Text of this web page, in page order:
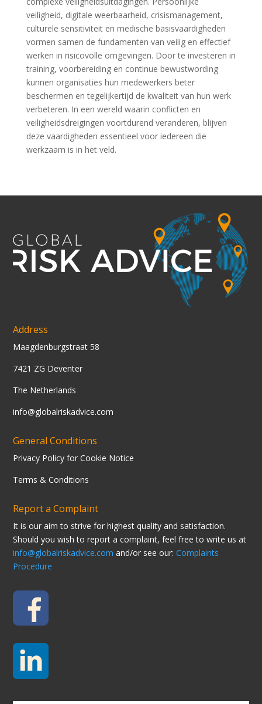
veiligheid, digitale weerbaarheid, crisismanagement,
culturele sensitiviteit en medische basisvaardigheden
vormen samen de fundamenten van veilig en effectief
werken in risicovolle omgevingen. Door te investeren in
training, voorbereiding en continue bewustwording
kunnen organisaties hun medewerkers beter
beschermen en tegelijkertijd de kwaliteit van hun werk
verbeteren. In een wereld waarin conflicten en
veiligheidsdreigingen voortdurend veranderen, blijven
deze vaardigheden essentieel voor iedereen die
werkzaam is in het veld.
Address
Maagdenburgstraat 58
7421 ZG Deventer
The Netherlands
info@globalriskadvice.com
General Conditions
Privacy Policy for Cookie Notice
Terms & Conditions
Report a Complaint
It is our aim to strive for highest quality and satisfaction.
Should you wish to report a complaint, feel free to write us at
info@globalriskadvice.com and/or see our:Complaints
Procedure